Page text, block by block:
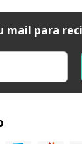
mail para